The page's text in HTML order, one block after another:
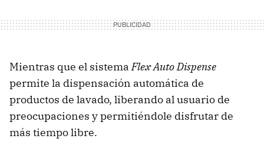
Mientras que el sistemaFlex Auto Dispense
permite la dispensación automática de
productos de lavado, liberando al usuario de
preocupaciones y permitiéndole disfrutar de
más tiempo libre.